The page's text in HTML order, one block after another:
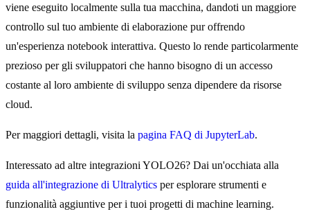
viene eseguito localmente sulla tua macchina, dandoti un maggiore
controllo sul tuo ambiente di elaborazione pur offrendo
un'esperienza notebook interattiva. Questo lo rende particolarmente
prezioso per gli sviluppatori che hanno bisogno di un accesso
costante al loro ambiente di sviluppo senza dipendere da risorse
cloud.
Per maggiori dettagli, visita la pagina FAQ di JupyterLab.
Interessato ad altre integrazioni YOLO26? Dai un'occhiata alla
guida all'integrazione di Ultralytics per esplorare strumenti e
funzionalità aggiuntive per i tuoi progetti di machine learning.